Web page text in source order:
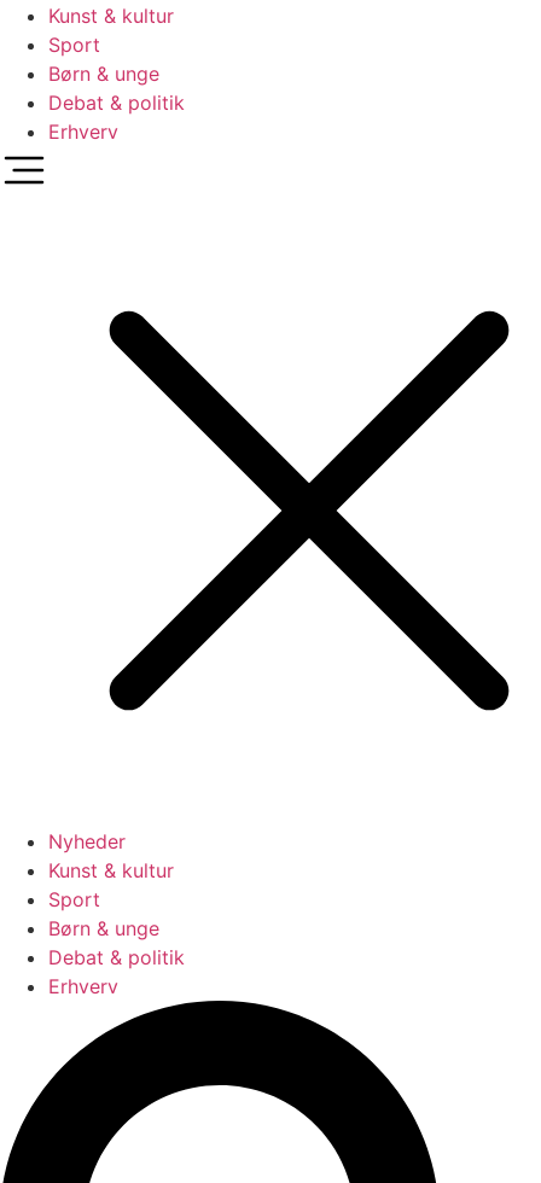
Kunst & kultur
Sport
Børn & unge
Debat & politik
Erhverv
Nyheder
Kunst & kultur
Sport
Børn & unge
Debat & politik
Erhverv